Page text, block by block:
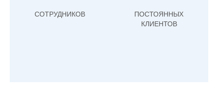
СОТРУДНИКОВ
ПОСТОЯННЫХ
КЛИЕНТОВ